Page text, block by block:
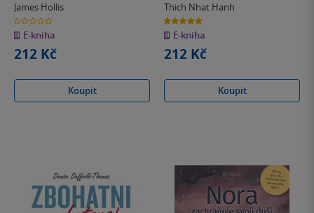
James Hollis
0.0
z
5
hvězdiček
E-kniha
212 Kč
Koupit
Thich Nhat Hanh
5.0
z
5
hvězdiček
E-kniha
212 Kč
Koupit